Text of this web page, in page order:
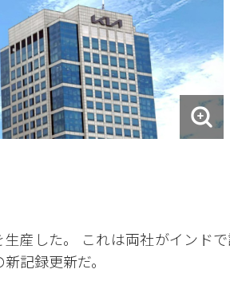
産した。 これは両社がインド
記録更新だ。